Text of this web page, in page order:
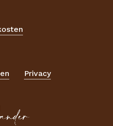
Privacy